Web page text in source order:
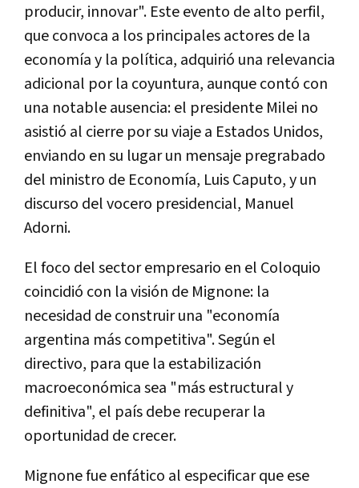
producir, innovar". Este evento de alto perfil,
que convoca a los principales actores de la
economía y la política, adquirió una relevancia
adicional por la coyuntura, aunque contó con
una notable ausencia: el presidente Milei no
asistió al cierre por su viaje a Estados Unidos,
enviando en su lugar un mensaje pregrabado
del ministro de Economía, Luis Caputo, y un
discurso del vocero presidencial, Manuel
Adorni.
El foco del sector empresario en el Coloquio
coincidió con la visión de Mignone: la
necesidad de construir una "economía
argentina más competitiva". Según el
directivo, para que la estabilización
macroeconómica sea "más estructural y
definitiva", el país debe recuperar la
oportunidad de crecer.
Mignone fue enfático al especificar que ese